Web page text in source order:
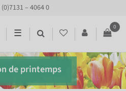
– 4064 0
☰
0
de printemps